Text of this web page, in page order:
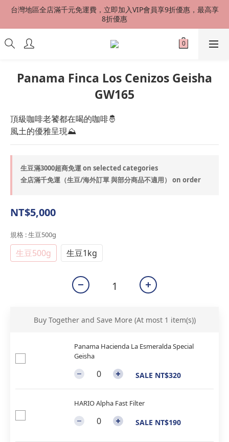
台灣地區全店滿千元免運費，立即加入VIP會員享9折優惠，最高享
8折優惠
台灣地區全店滿千元免運費，立即加入VIP會員享9折優惠，最高享
8折優惠
港澳星馬 SF EXPRESS 快速到貨 中國地區順丰配送（運費到付）
新會員首購加贈50元購物金
台灣地區全店滿千元免運費，立即加入VIP會員享9折優惠，最高享
Panama Finca Los Cenizos Geisha
GW165
頂級咖啡老饕都在喝的咖啡🤴
風土的優雅呈現⛰️
生豆滿3000超商免運 on selected categories
全店滿千免運（生豆/海外訂單 與部分商品不適用） on order
NT$5,000
規格 : 生豆500g
生豆500g 生豆1kg
Buy Together and Save More (At most 1 item(s))
Panama Hacienda La Esmeralda Special
Geisha
SALE NT$320
HARIO Alpha Fast Filter
SALE NT$190